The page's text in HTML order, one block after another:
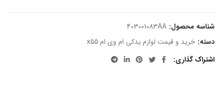
شناسه محصول: 403001083AA
دسته: خرید و قیمت لوازم یدکی ام وی ام x55
اشتراک گذاری